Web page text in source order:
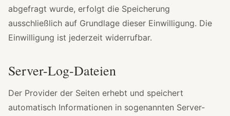
abgefragt wurde, erfolgt die Speicherung
ausschließlich auf Grundlage dieser Einwilligung. Die
Einwilligung ist jederzeit widerrufbar.
Server-Log-Dateien
Der Provider der Seiten erhebt und speichert
automatisch Informationen in sogenannten Server-